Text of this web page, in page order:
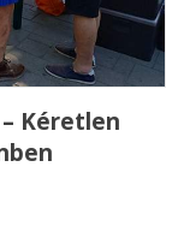
Kéretlen